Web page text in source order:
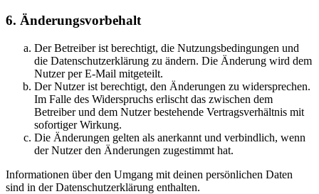
6. Änderungsvorbehalt
Der Betreiber ist berechtigt, die Nutzungsbedingungen und
die Datenschutzerklärung zu ändern. Die Änderung wird dem
Nutzer per E-Mail mitgeteilt.
Der Nutzer ist berechtigt, den Änderungen zu widersprechen.
Im Falle des Widerspruchs erlischt das zwischen dem
Betreiber und dem Nutzer bestehende Vertragsverhältnis mit
sofortiger Wirkung.
Die Änderungen gelten als anerkannt und verbindlich, wenn
der Nutzer den Änderungen zugestimmt hat.
Informationen über den Umgang mit deinen persönlichen Daten
sind in der Datenschutzerklärung enthalten.